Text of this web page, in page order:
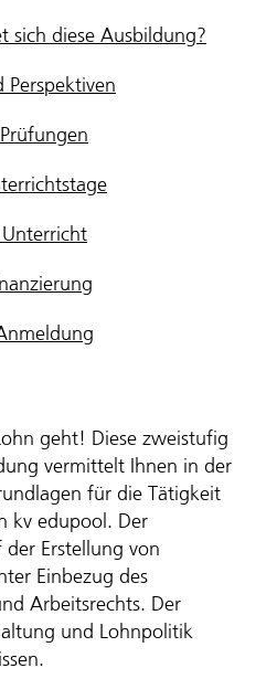
sich diese Ausbildung?
Perspektiven
geht! Diese zweistufig
vermittelt Ihnen in der
für die Tätigkeit
kv edupool. Der
Erstellung von
Einbezug des
Arbeitsrechts. Der
und Lohnpolitik